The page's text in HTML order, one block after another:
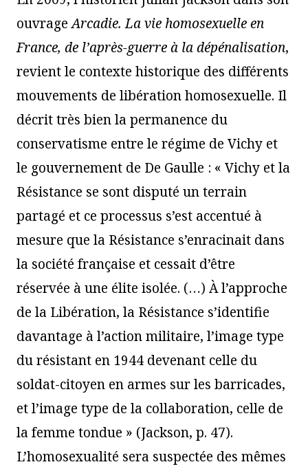
ouvrageArcadie. La vie homosexuelle en
France, de l’après-guerre à la dépénalisation,
revient le contexte historique des différents
mouvements de libération homosexuelle. Il
décrit très bien la permanence du
conservatisme entre le régime de Vichy et
le gouvernement de De Gaulle : « Vichy et la
Résistance se sont disputé un terrain
partagé et ce processus s’est accentué à
mesure que la Résistance s’enracinait dans
la société française et cessait d’être
réservée à une élite isolée. (…) À l’approche
de la Libération, la Résistance s’identifie
davantage à l’action militaire, l’image type
du résistant en 1944 devenant celle du
soldat-citoyen en armes sur les barricades,
et l’image type de la collaboration, celle de
la femme tondue » (Jackson, p. 47).
L’homosexualité sera suspectée des mêmes